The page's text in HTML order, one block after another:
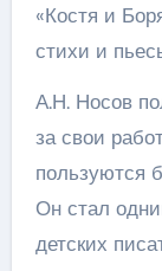
«Костя и
стихи и
А.Н. Носов
за свои
пользуются
Он стал
детских